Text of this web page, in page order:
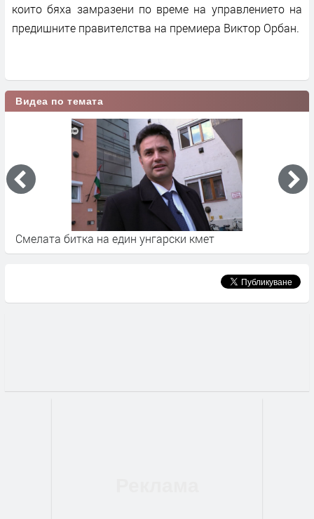
които бяха замразени по време на управлението на
предишните правителства на премиера Виктор Орбан.
Видеа по темата
Смелата битка на един унгарски кмет